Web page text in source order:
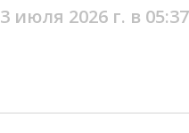
3 июля 2026 г. в 05:37